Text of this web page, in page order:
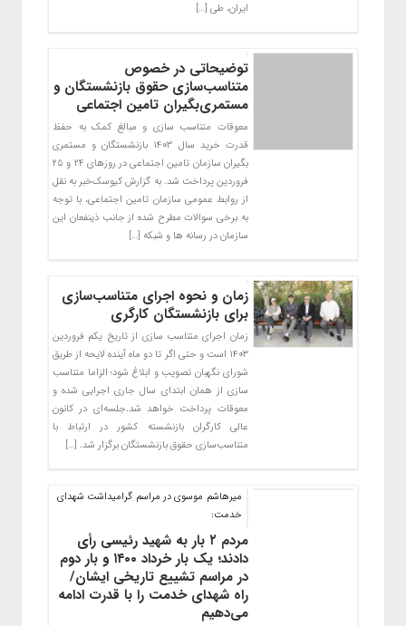
ایران، طی […]
توضیحاتی در خصوص
متناسب‌سازی حقوق بازنشستگان و
مستمری‌بگیران تامین اجتماعی
معوقات متناسب سازی و مبالغ کمک به حفظ
قدرت خرید سال ۱۴۰۳ بازنشستگان و مستمری
بگیران سازمان تامین اجتماعی در روزهای ۲۴ و ۲۵
فروردین پرداخت شد. به گزارش کیوسک‌خبر به نقل
از روابط عمومی سازمان تامین اجتماعی، با توجه
به برخی سوالات مطرح شده از جانب ذینفعان این
سازمان در رسانه ها و شبکه […]
زمان و نحوه اجرای متناسب‌سازی
برای بازنشستگان کارگری
زمان اجرای متناسب سازی از تاریخ یکم فروردین
۱۴۰۳ است و حتی اگر تا دو ماه آینده لایحه از طریق
شورای نگهبان تصویب و ابلاغ شود؛ الزاما متناسب
سازی از همان ابتدای سال جاری اجرایی شده و
معوقات پرداخت خواهد شد.جلسه‌ای در کانون
عالی کارگران بازنشسته کشور در ارتباط با
متناسب‌سازی حقوق بازنشستگان برگزار شد. […]
میرهاشم موسوی در مراسم گرامیداشت شهدای
خدمت:
مردم ۲ بار به شهید رئیسی رأی
دادند؛ یک بار خرداد ۱۴۰۰ و بار دوم
در مراسم تشییع تاریخی ایشان/
راه شهدای خدمت را با قدرت ادامه
می‌دهیم